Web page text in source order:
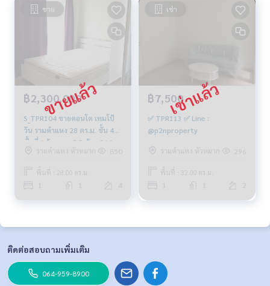
ขาย
฿2,300,000
S_TPR104 ขายคอนโด เทมโป้
วัน รามคำแหง 28 ตร.ม. ชั้น 4
พื้นที่ 1ห้องนอน 2.3 ล้าน 064-
959-8900รามคำแหง หัวหมาก 850
พื้นที่ : 28.00 ตร.ม.
4
เช่า
฿7,500
✅ TPR113 ✅ Line :
@p2nproperty
รามคำแหง หัวหมาก 296
พื้นที่ : 32.00 ตร.ม.
ติดต่อสอบถามเพิ่มเติม
064-959-8900